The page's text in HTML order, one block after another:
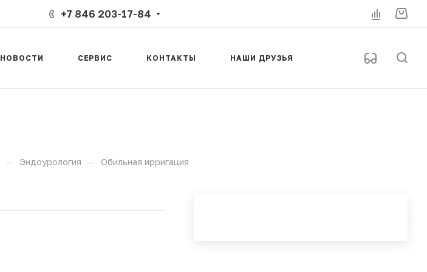
+7 846 203-17-84
НОВОСТИ СЕРВИС КОНТАКТЫ НАШИ ДРУЗЬЯ
— Эндоурология — Обильная ирригация